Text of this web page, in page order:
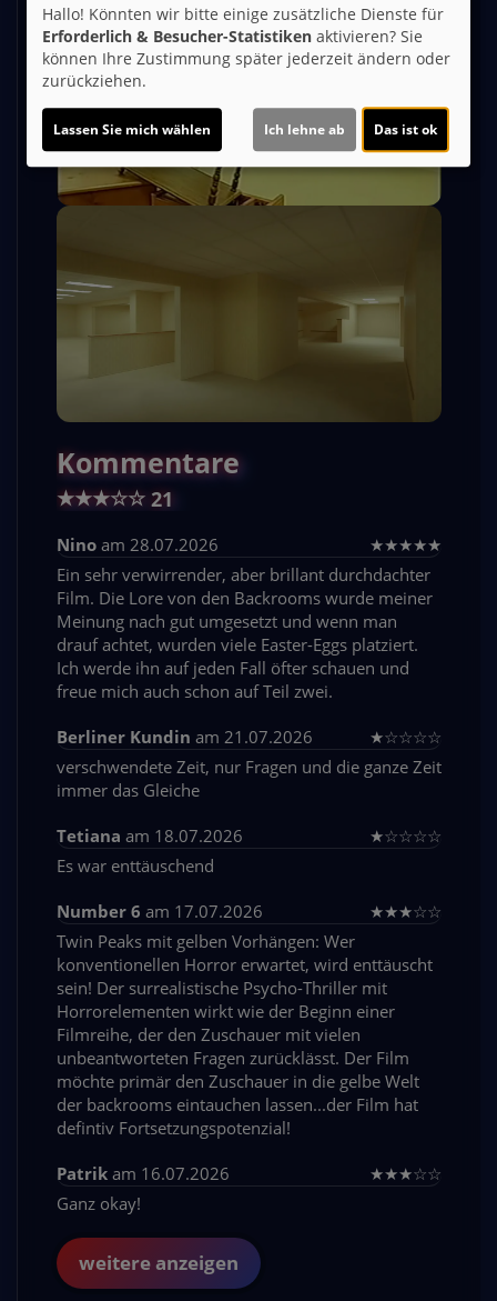
Kommentare
★★★☆☆ 21
Nino am 28.07.2026 ★★★★★
Ein sehr verwirrender, aber brillant durchdachter
Film. Die Lore von den Backrooms wurde meiner
Meinung nach gut umgesetzt und wenn man
drauf achtet, wurden viele Easter-Eggs platziert.
Ich werde ihn auf jeden Fall öfter schauen und
freue mich auch schon auf Teil zwei.
Berliner Kundin am 21.07.2026 ★☆☆☆☆
verschwendete Zeit, nur Fragen und die ganze Zeit
immer das Gleiche
Tetiana am 18.07.2026 ★☆☆☆☆
Es war enttäuschend
Number 6 am 17.07.2026 ★★★☆☆
Twin Peaks mit gelben Vorhängen: Wer
konventionellen Horror erwartet, wird enttäuscht
sein! Der surrealistische Psycho-Thriller mit
Horrorelementen wirkt wie der Beginn einer
Filmreihe, der den Zuschauer mit vielen
unbeantworteten Fragen zurücklässt. Der Film
möchte primär den Zuschauer in die gelbe Welt
der backrooms eintauchen lassen...der Film hat
defintiv Fortsetzungspotenzial!
Patrik am 16.07.2026 ★★★☆☆
Ganz okay!
weitere anzeigen
Hallo! Könnten wir bitte einige zusätzliche Dienste für
Erforderlich & Besucher-Statistiken aktivieren? Sie
können Ihre Zustimmung später jederzeit ändern oder
zurückziehen.
Lassen Sie mich wählen Ich lehne ab Das ist ok